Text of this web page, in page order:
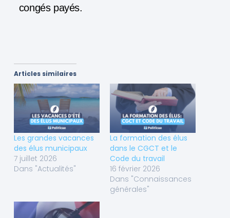
congés payés.
Articles similaires
Les grandes vacances
des élus municipaux
7 juillet 2026
Dans "Actualités"
La formation des élus
dans le CGCT et le
Code du travail
16 février 2026
Dans "Connaissances
générales"